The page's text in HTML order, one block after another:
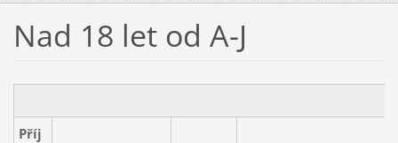
Nad 18 let od A-J
Příj